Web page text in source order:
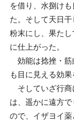
を借り、水捌け
た。そして天日
粉末にし、果た
に仕上がった。
効能は捻挫・筋
も目に見える効果
そしていざ行商
は、遥かに遠方
ので、イザヨイ